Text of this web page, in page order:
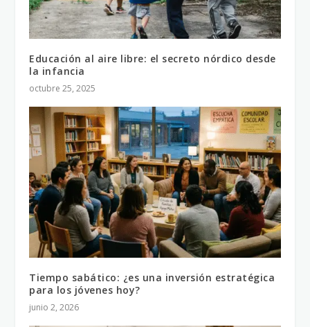
Educación al aire libre: el secreto nórdico desde
la infancia
octubre 25, 2025
Tiempo sabático: ¿es una inversión estratégica
para los jóvenes hoy?
junio 2, 2026